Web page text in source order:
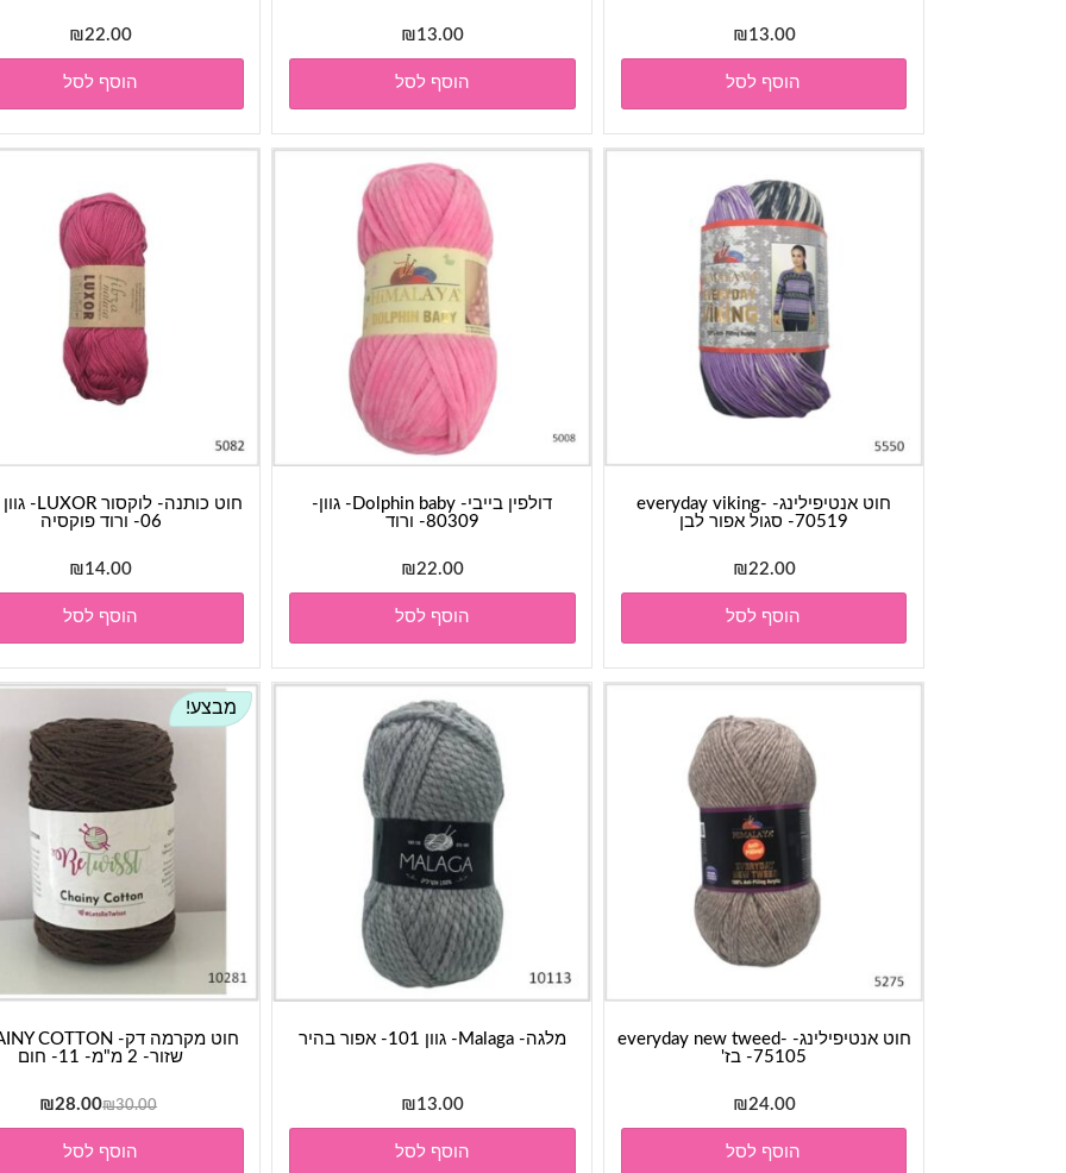
₪22.00
הוסף לסל
₪13.00
הוסף לסל
₪13.00
הוסף לסל
06- ורוד פוקסיה
₪14.00
הוסף לסל
דולפין בייבי- Dolphin baby- גוון-
80309- ורוד
₪22.00
הוסף לסל
חוט אנטיפילינג- everyday viking-
70519- סגול אפור לבן
₪22.00
הוסף לסל
מבצע!
שזור- 2 מ"מ- 11- חום
₪30.00
המחיר
המקורי
היה:
₪28.00
הוסף לסל
מלגה- Malaga- גוון 101- אפור בהיר
₪13.00
הוסף לסל
חוט אנטיפילינג- everyday new tweed-
75105- בז'
₪24.00
הוסף לסל